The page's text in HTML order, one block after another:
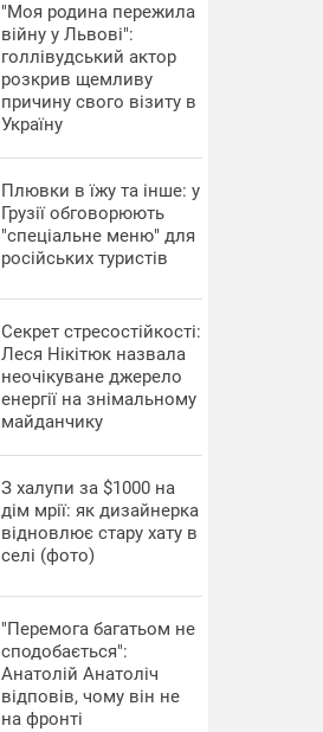
"Моя родина пережила
війну у Львові":
голлівудський актор
розкрив щемливу
причину свого візиту в
Україну
Плювки в їжу та інше: у
Грузії обговорюють
"спеціальне меню" для
російських туристів
Секрет стресостійкості:
Леся Нікітюк назвала
неочікуване джерело
енергії на знімальному
майданчику
З халупи за $1000 на
дім мрії: як дизайнерка
відновлює стару хату в
селі (фото)
"Перемога багатьом не
сподобається":
Анатолій Анатоліч
відповів, чому він не
на фронті